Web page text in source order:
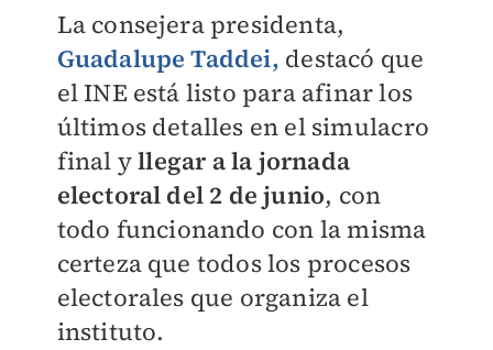
La consejera presidenta,
Guadalupe Taddei, destacó que
el INE está listo para afinar los
últimos detalles en el simulacro
final yllegar a la jornada
electoral del 2 de junio, con
todo funcionando con la misma
certeza que todos los procesos
electorales que organiza el
instituto.